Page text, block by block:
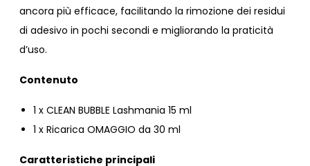
ancora più efficace, facilitando la rimozione dei residui
di adesivo in pochi secondi e migliorando la praticità
d’uso.
Contenuto
1 x CLEAN BUBBLE Lashmania 15 ml
1 x Ricarica OMAGGIO da 30 ml
Caratteristiche principali